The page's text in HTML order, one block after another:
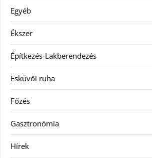
Egyéb
Ékszer
Építkezés-Lakberendezés
Esküvői ruha
Főzés
Gasztronómia
Hírek